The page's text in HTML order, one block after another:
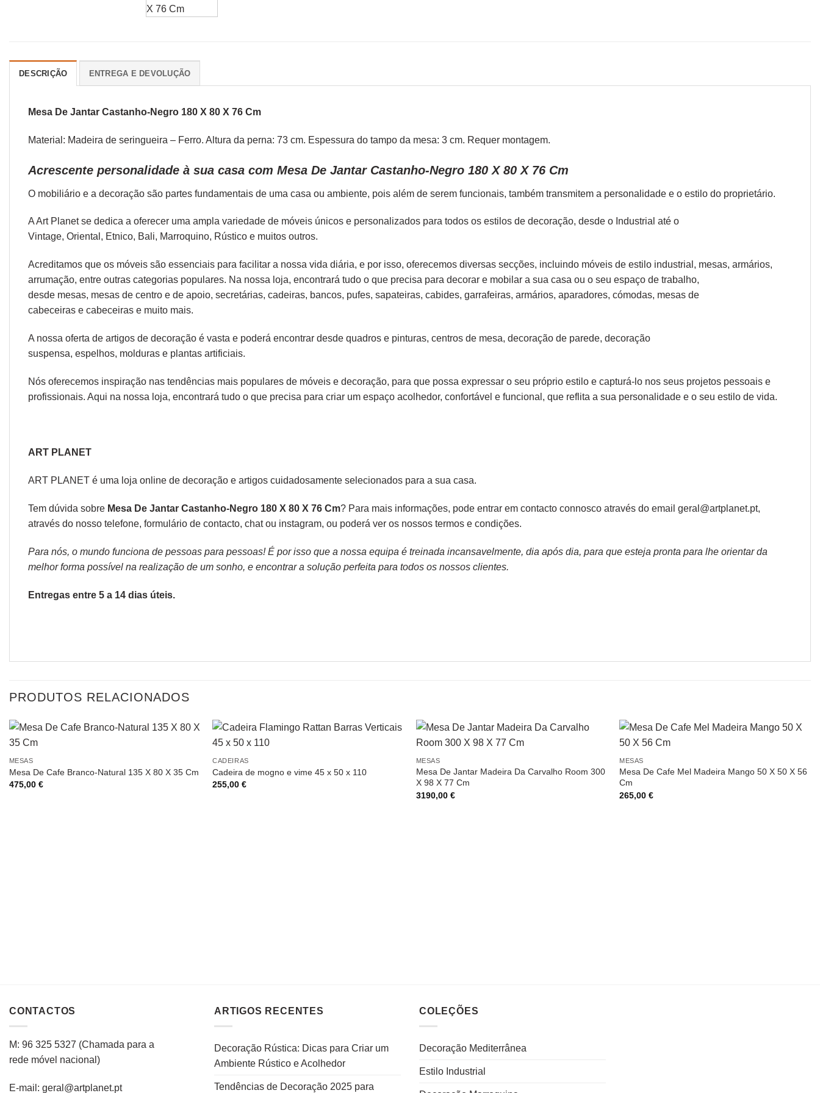
DESCRIÇÃO ENTREGA E DEVOLUÇÃO
Mesa De Jantar Castanho-Negro 180 X 80 X 76 Cm
Material: Madeira de seringueira – Ferro. Altura da perna: 73 cm. Espessura do tampo da mesa: 3 cm. Requer montagem.
Acrescente personalidade à sua casa com Mesa De Jantar Castanho-Negro 180 X 80 X 76 Cm
O mobiliário e a decoração são partes fundamentais de uma casa ou ambiente, pois além de serem funcionais, também transmitem a personalidade e o estilo do proprietário.
A Art Planet se dedica a oferecer uma ampla variedade de móveis únicos e personalizados para todos os estilos de decoração, desde o Industrial até o
Vintage, Oriental , Etnico, Bali, Marroquino, Rústico e muitos outros.
Acreditamos que os móveis são essenciais para facilitar a nossa vida diária, e por isso, oferecemos diversas secções, incluindo móveis de estilo industrial, mesas, armários,
arrumação, entre outras categorias populares. Na nossa loja, encontrará tudo o que precisa para decorar e mobilar a sua casa ou o seu espaço de trabalho,
desde mesas, mesas de centro e de apoio, secretárias, cadeiras, bancos, pufes, sapateiras, cabides, garrafeiras, armários, aparadores, cómodas, mesas de
cabeceiras e cabeceiras e muito mais.
A nossa oferta de artigos de decoração é vasta e poderá encontrar desde quadros e pinturas, centros de mesa, decoração de parede, decoração
suspensa, espelhos, molduras e plantas artificiais.
Nós oferecemos inspiração nas tendências mais populares de móveis e decoração, para que possa expressar o seu próprio estilo e capturá-lo nos seus projetos pessoais e
profissionais. Aqui na nossa loja, encontrará tudo o que precisa para criar um espaço acolhedor, confortável e funcional, que reflita a sua personalidade e o seu estilo de vida.
ART PLANET
ART PLANET é uma loja online de decoração e artigos cuidadosamente selecionados para a sua casa.
Tem dúvida sobre Mesa De Jantar Castanho-Negro 180 X 80 X 76 Cm? Para mais informações, pode entrar em contacto connosco através do email geral@artplanet.pt,
através do nosso telefone, formulário de contacto, chat ou instagram, ou poderá ver os nossos termos e condições.
Para nós, o mundo funciona de pessoas para pessoas! É por isso que a nossa equipa é treinada incansavelmente, dia após dia, para que esteja pronta para lhe orientar da
melhor forma possível na realização de um sonho, e encontrar a solução perfeita para todos os nossos clientes.
Entregas entre 5 a 14 dias úteis.
PRODUTOS RELACIONADOS
MESAS
Mesa De Cafe Branco-Natural 135 X 80 X 35 Cm
475,00 €
CADEIRAS
Cadeira de mogno e vime 45 x 50 x 110
255,00€
MESAS
Mesa De Jantar Madeira Da Carvalho Room 300
X 98 X 77 Cm
3190,00 €
MESAS
Mesa De Cafe Mel Madeira Mango 50 X 50 X 56
Cm
265,00€
CONTACTOS
M: 96 325 5327 (Chamada para a
rede móvel nacional )
E-mail: geral@artplanet.pt
ARTIGOS RECENTES
Decoração Rústica: Dicas para Criar um
Ambiente Rústico e Acolhedor
Tendências de Decoração 2025 para
COLEÇÕES
Decoração Mediterrânea
Estilo Industrial